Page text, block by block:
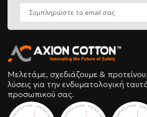
Μελετάμε, σχεδιάζουμε &
λύσεις για την ενδυματολογική
προσωπικού σας.